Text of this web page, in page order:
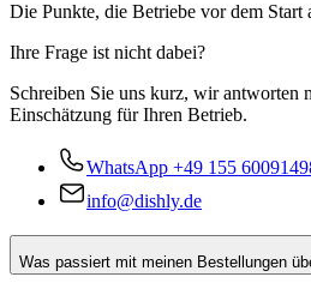
Die Punkte, die Betriebe vor dem Start
Ihre Frage ist nicht dabei?
Schreiben Sie uns kurz, wir antworten
Einschätzung für Ihren Betrieb.
WhatsApp +49 155
info@dishly.de
Was passiert mit meinen Bestellungen